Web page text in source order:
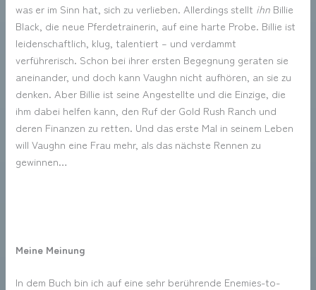
was er im Sinn hat, sich zu verlieben. Allerdings stellt ihn Billie
Black, die neue Pferdetrainerin, auf eine harte Probe. Billie ist
leidenschaftlich, klug, talentiert – und verdammt
verführerisch. Schon bei ihrer ersten Begegnung geraten sie
aneinander, und doch kann Vaughn nicht aufhören, an sie zu
denken. Aber Billie ist seine Angestellte und die Einzige, die
ihm dabei helfen kann, den Ruf der Gold Rush Ranch und
deren Finanzen zu retten. Und das erste Mal in seinem Leben
will Vaughn eine Frau mehr, als das nächste Rennen zu
gewinnen…
Meine Meinung
In dem Buch bin ich auf eine sehr berührende Enemies-to-